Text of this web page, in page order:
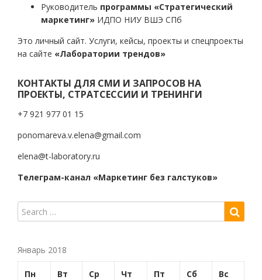
Руководитель программы «Стратегический
маркетинг» ИДПО НИУ ВШЭ СПб
Это личный сайт. Услуги, кейсы, проекты и спецпроекты
на сайте «Лаборатории трендов»
КОНТАКТЫ ДЛЯ СМИ И ЗАПРОСОВ НА
ПРОЕКТЫ, СТРАТСЕССИИ И ТРЕНИНГИ
+7 921 977 01 15
ponomareva.v.elena@gmail.com
elena@t-laboratory.ru
Телеграм-канал «Маркетинг без галстуков»
Январь 2018
Пн Вт Ср Чт Пт Сб Вс